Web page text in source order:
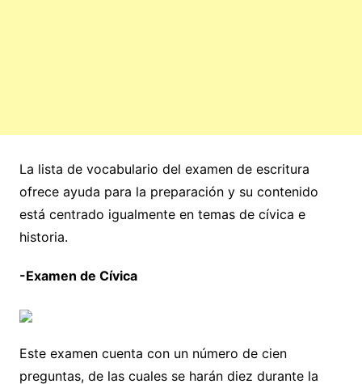
La lista de vocabulario del examen de escritura
ofrece ayuda para la preparación y su contenido
está centrado igualmente en temas de cívica e
historia.
-Examen de Cívica
Este examen cuenta con un número de cien
preguntas, de las cuales se harán diez durante la